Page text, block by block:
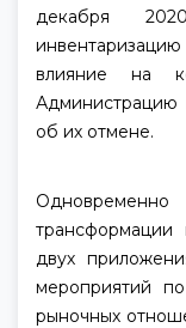
декабря
влияние на
Администрацию
об их отмене.
трансформации
двух
мероприятий
рыночных